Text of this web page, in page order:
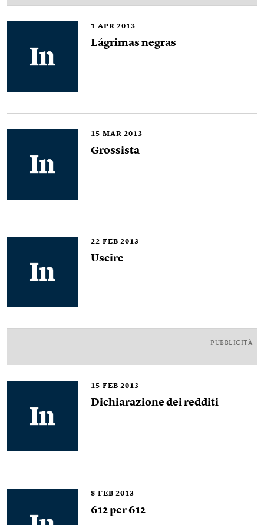
1 APR 2013
Lágrimas negras
15 MAR 2013
Grossista
22 FEB 2013
Uscire
PUBBLICITÀ
15 FEB 2013
Dichiarazione dei redditi
8 FEB 2013
612 per 612